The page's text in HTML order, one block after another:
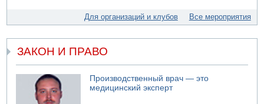
05.08.2026 06:42
В Дубае поднимается дым над портом
Еще один меморандум для Ирана
Для организаций и клубов Все мероприятия
ЗАКОН И ПРАВО
Производственный врач — это
медицинский эксперт